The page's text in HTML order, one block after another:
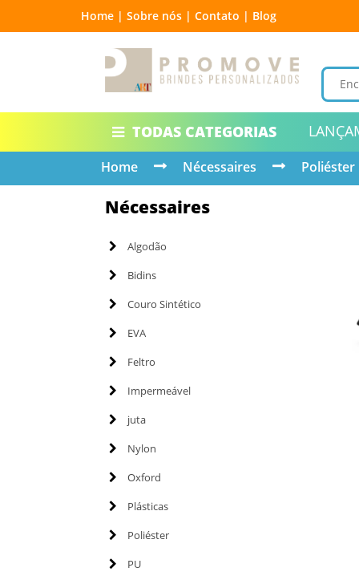
Home | Sobre nós | Contato | Blog
TODAS CATEGORIAS
Home Nécessaires Poliéster
Nécessaires
Algodão
Bidins
Couro Sintético
EVA
Feltro
Impermeável
juta
Nylon
Oxford
Plásticas
Poliéster
PU